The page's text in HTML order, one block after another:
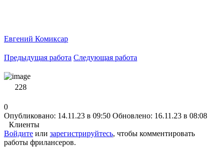
Евгений Комиксар
Предыдущая работа Следующая работа
228
0
Опубликовано: 14.11.23 в 09:50 Обновлено: 16.11.23 в 08:08
Клиенты
Войдите или зарегистрируйтесь, чтобы комментировать
работы фрилансеров.